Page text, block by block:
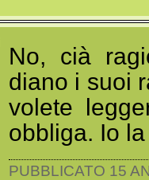
No, cià
diano i suoi
volete
obbliga. Io
PUBBLICATO 15